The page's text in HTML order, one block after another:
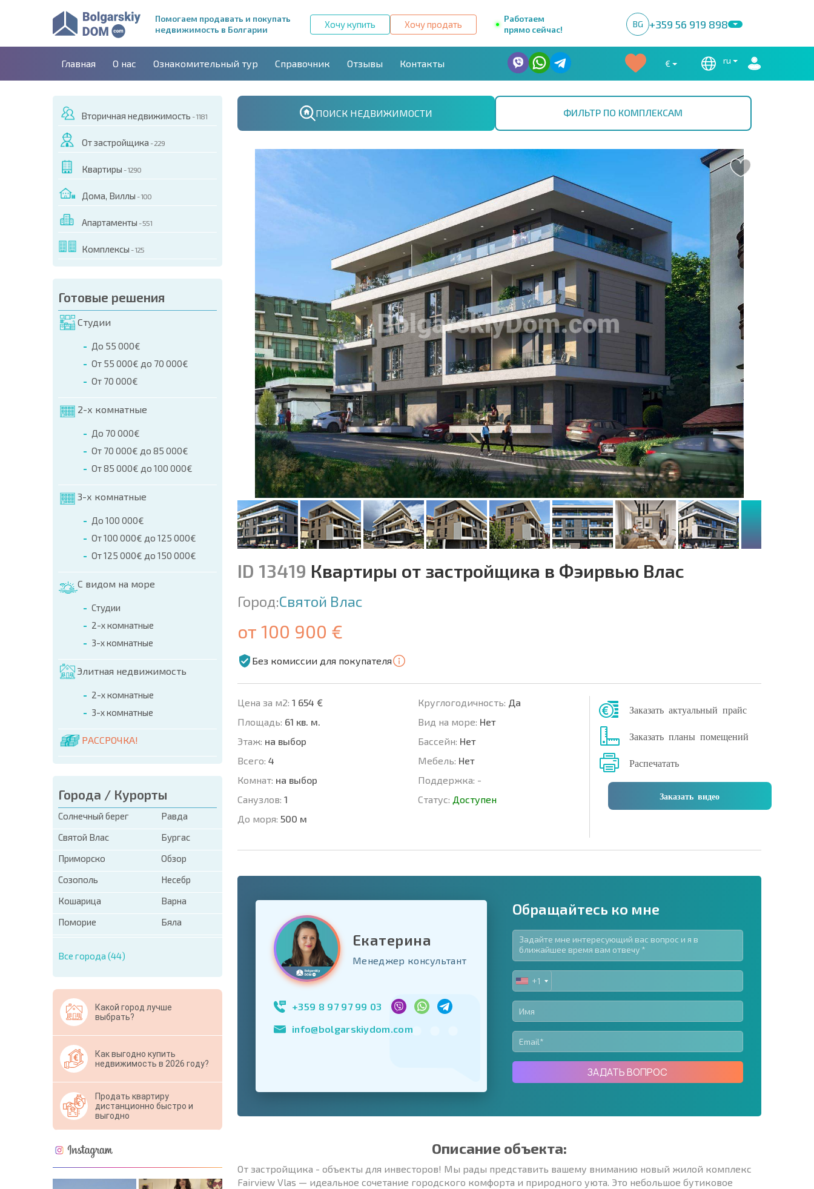
Помогаем продавать и покупать
недвижимость в Болгарии
Хочу купить Хочу продать
Работаем
прямо сейчас!
BG +359 56 919 898
Главная О нас Ознакомительный тур Справочник Отзывы Контакты € ru
Вторичная недвижимость - 1181
От застройщика - 229
Квартиры - 1290
Дома, Виллы - 100
Апартаменты - 551
Комплексы - 125
Готовые решения
Студии
До 55 000€
От 55 000€ до 70 000€
От 70 000€
2-х комнатные
До 70 000€
От 70 000€ до 85 000€
От 85 000€ до 100 000€
3-х комнатные
До 100 000€
От 100 000€ до 125 000€
От 125 000€ до 150 000€
С видом на море
Студии
2-х комнатные
3-х комнатные
Элитная недвижимость
2-х комнатные
3-х комнатные
РАССРОЧКА!
Города / Курорты
Солнечный берег
Равда
Святой Влас
Бургас
Приморско
Обзор
Созополь
Несебр
Кошарица
Варна
Поморие
Бяла
Все города (44)
Какой город лучше
выбрать?
Как выгодно купить
недвижимость в 2026 году?
Продать квартиру
дистанционно быстро и
выгодно
ПОИСК НЕДВИЖИМОСТИ ФИЛЬТР ПО КОМПЛЕКСАМ
ЭТОГО ОБЪЕКТА
телефонам:
+359 8 9797 99 03
ID 13419 Квартиры от застройщика в Фэирвью Влас
Город:Святой Влас
от 100 900 €
Без комиссии для покупателя
Цена за м2: 1 654 €
Площадь: 61 кв. м.
Этаж: на выбор
Всего: 4
Комнат: на выбор
Санузлов: 1
До моря: 500 м
Круглогодичность: Да
Вид на море: Нет
Басcейн: Нет
Мебель: Нет
Поддержка: -
Статус: Доступен
Заказать актуальный прайс
Заказать планы помещений
Распечатать
Заказать видео
United
+1
* Поля обязательные для заполнения
Свернуть форму
Подписаться на рассылку | Нажимая кнопку, вы разрешаете
использование своих данных.
Отправить сообщение
Екатерина
Менеджер консультант
+359 8 97 97 99 03
info@bolgarskiydom.com
Обращайтесь ко мне
UNITED
STATES
+1
+1
ЗАДАТЬ ВОПРОС
Описание объекта:
От застройщика - объекты для инвесторов! Мы рады представить вашему вниманию новый жилой комплекс
Fairview Vlas — идеальное сочетание городского комфорта и природного уюта. Это небольшое бутиковое